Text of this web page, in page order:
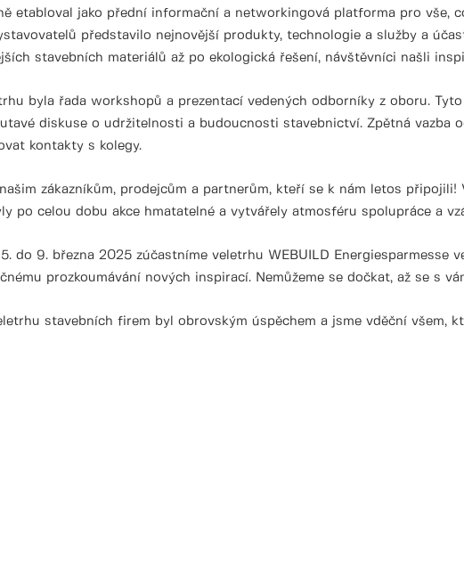
etabloval jako přední informační a networkingová platforma pro vše,
představilo nejnovější produkty, technologie a služby a
stavebních materiálů až po ekologická řešení, návštěvníci našli
byla řada workshopů a prezentací vedených odborníky z oboru.
diskuse o udržitelnosti a budoucnosti stavebnictví. Zpětná
kontakty s kolegy.
zákazníkům, prodejcům a partnerům, kteří se k nám letos
po celou dobu akce hmatatelné a vytvářely atmosféru spolupráce a
do 9. března 2025 zúčastníme veletrhu WEBUILD
prozkoumávání nových inspirací. Nemůžeme se dočkat, až se s
stavebních firem byl obrovským úspěchem a jsme vděční všem,